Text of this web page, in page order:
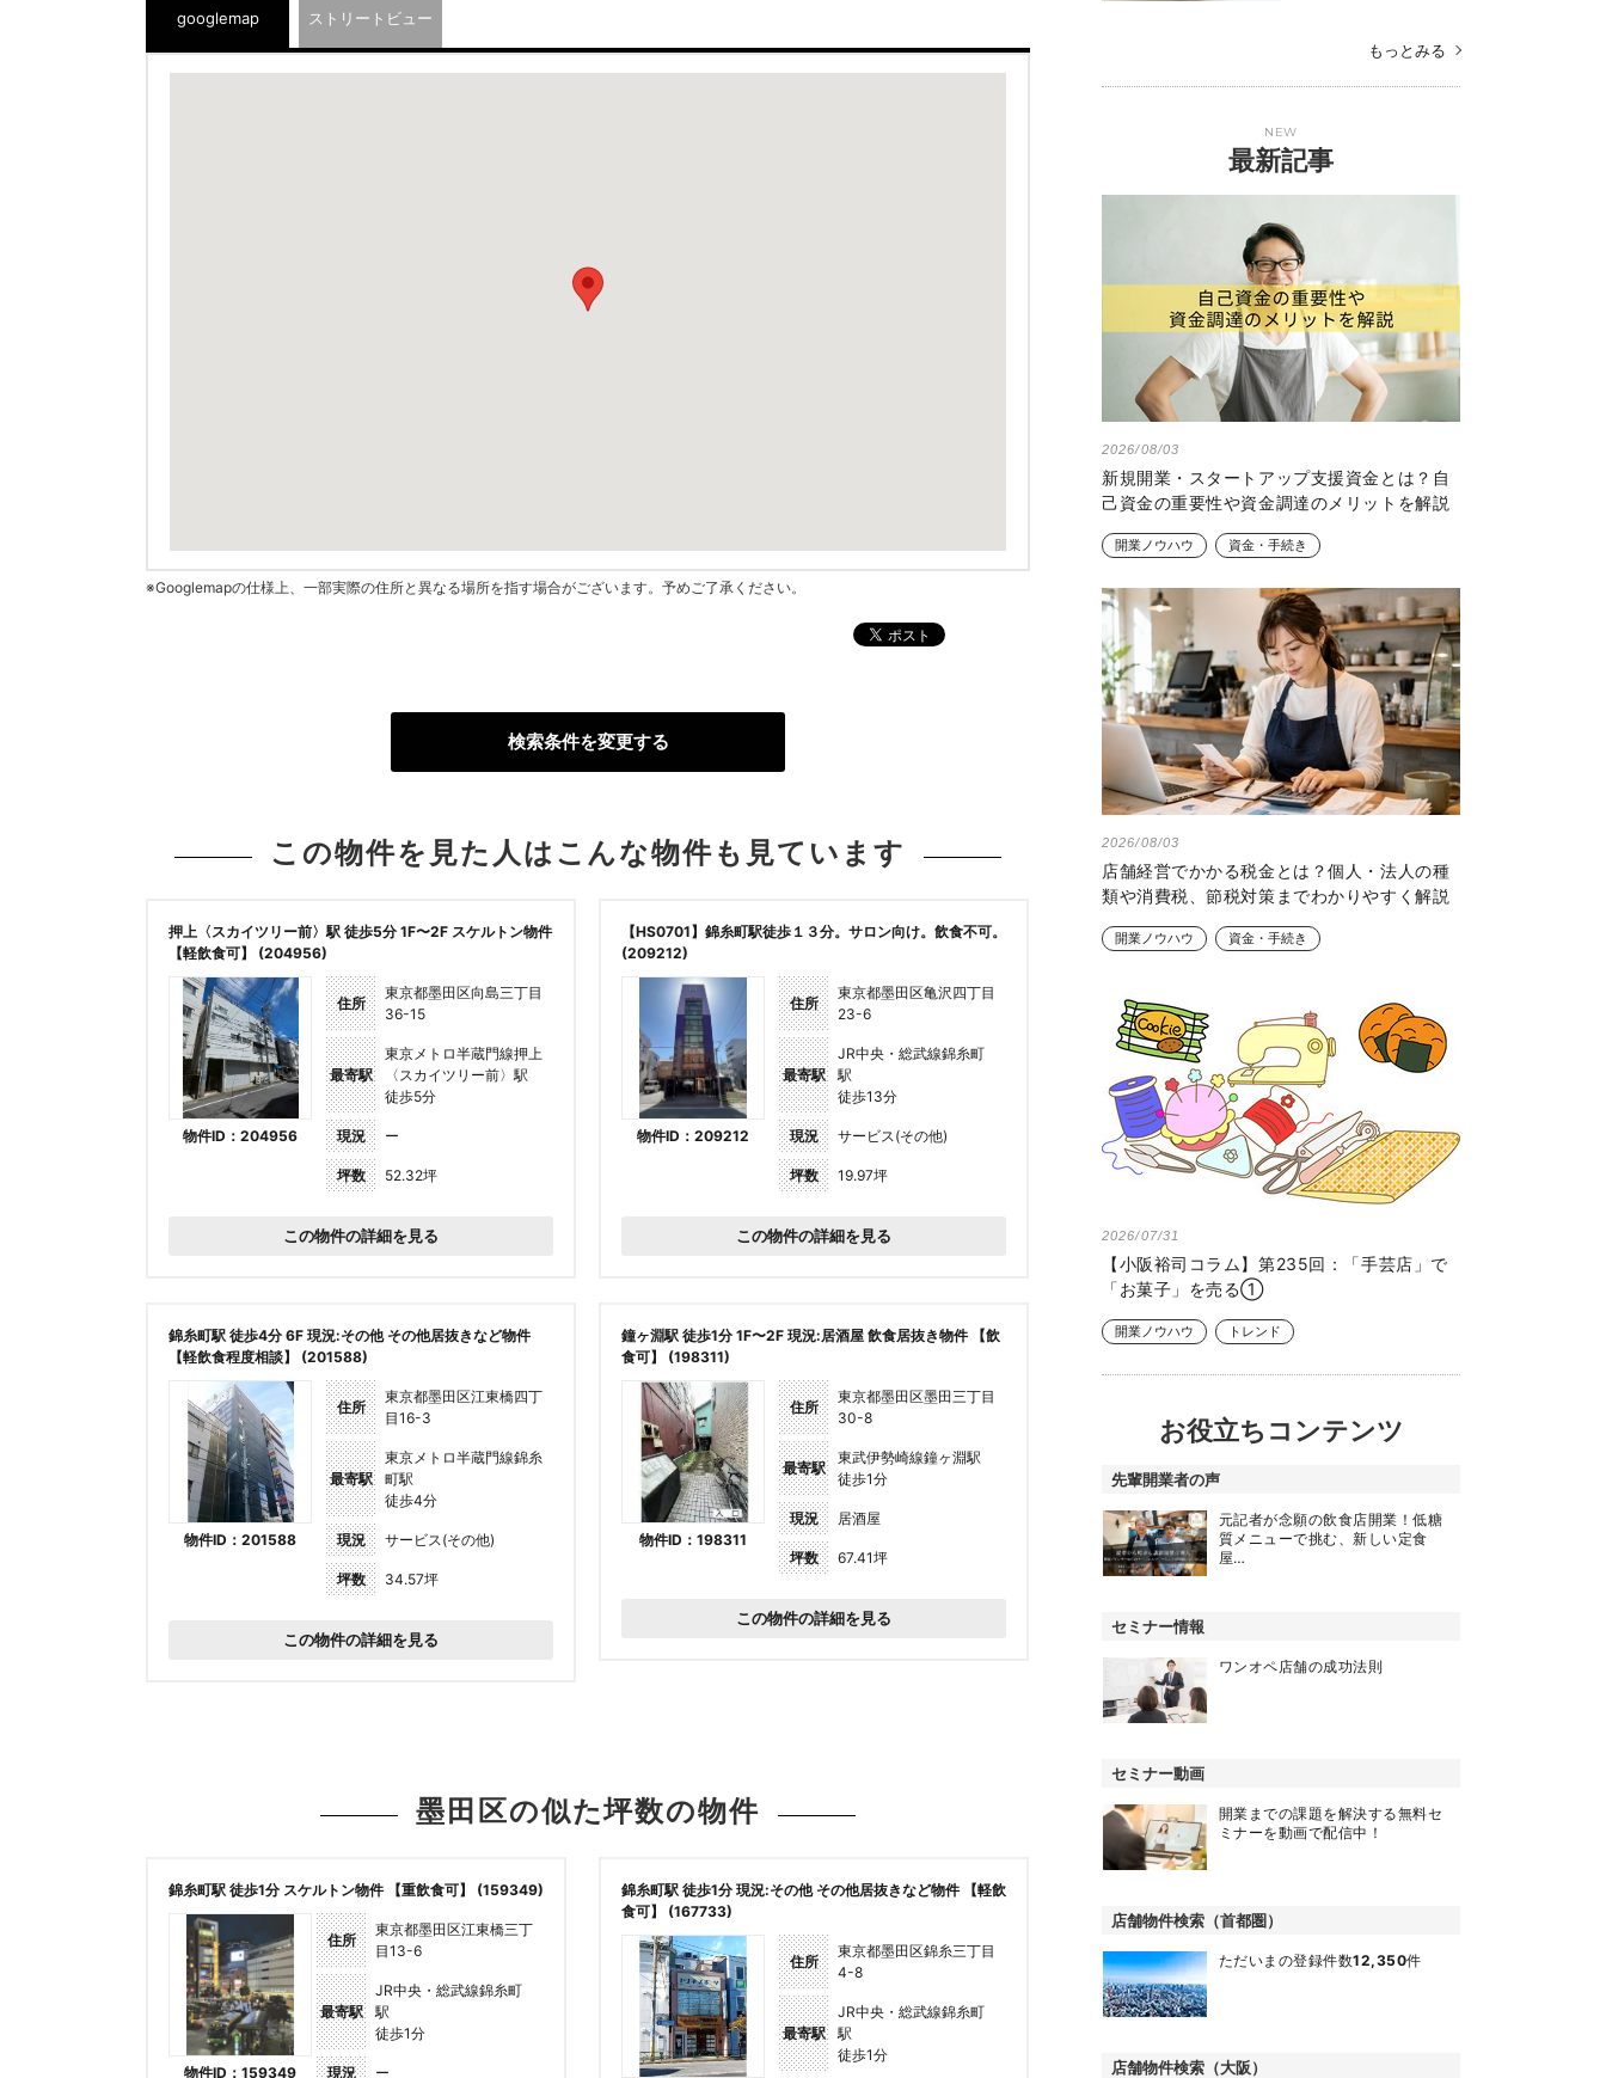
googlemap ストリートビュー
※Googlemapの仕様上、一部実際の住所と異なる場所を指す場合がございます。予めご了承ください。
検索条件を変更する
この物件を見た人はこんな物件も見ています
押上〈スカイツリー前〉駅 徒歩5分 1F〜2F スケルトン物件
【軽飲食可】 (204956)
物件ID：204956
住所
東京都墨田区向島三丁目
36-15
最寄駅
東京メトロ半蔵門線押上
〈スカイツリー前〉駅
徒歩5分
現況 ー
坪数 52.32坪
この物件の詳細を見る
【HS0701】錦糸町駅徒歩１３分。サロン向け。飲食不可。
(209212)
物件ID：209212
住所
東京都墨田区亀沢四丁目
23-6
最寄駅
JR中央・総武線錦糸町
駅
徒歩13分
現況 サービス(その他)
坪数 19.97坪
この物件の詳細を見る
錦糸町駅 徒歩4分 6F 現況:その他 その他居抜きなど物件
【軽飲食程度相談】 (201588)
物件ID：201588
住所
東京都墨田区江東橋四丁
目16-3
最寄駅
東京メトロ半蔵門線錦糸
町駅
徒歩4分
現況 サービス(その他)
坪数 34.57坪
この物件の詳細を見る
鐘ヶ淵駅 徒歩1分 1F〜2F 現況:居酒屋 飲食居抜き物件 【飲
食可】 (198311)
物件ID：198311
住所
東京都墨田区墨田三丁目
30-8
最寄駅
東武伊勢崎線鐘ヶ淵駅
徒歩1分
現況 居酒屋
坪数 67.41坪
この物件の詳細を見る
墨田区の似た坪数の物件
錦糸町駅 徒歩1分 スケルトン物件 【重飲食可】 (159349)
物件ID：159349
住所
東京都墨田区江東橋三丁
目13-6
最寄駅
JR中央・総武線錦糸町
駅
徒歩1分
現況 ー
錦糸町駅 徒歩1分 現況:その他 その他居抜きなど物件 【軽飲
食可】 (167733)
住所
東京都墨田区錦糸三丁目
4-8
最寄駅
JR中央・総武線錦糸町
駅
徒歩1分
もっとみる
NEW
最新記事
2026/08/03
新規開業・スタートアップ支援資金とは？自
己資金の重要性や資金調達のメリットを解説
開業ノウハウ 資金・手続き
2026/08/03
店舗経営でかかる税金とは？個人・法人の種
類や消費税、節税対策までわかりやすく解説
開業ノウハウ 資金・手続き
2026/07/31
【小阪裕司コラム】第235回：「手芸店」で
「お菓子」を売る①
開業ノウハウ トレンド
お役立ちコンテンツ
先輩開業者の声
元記者が念願の飲食店開業！低糖
質メニューで挑む、新しい定食
屋…
セミナー情報
ワンオペ店舗の成功法則
セミナー動画
開業までの課題を解決する無料セ
ミナーを動画で配信中！
店舗物件検索（首都圏）
ただいまの登録件数12,350件
店舗物件検索（大阪）